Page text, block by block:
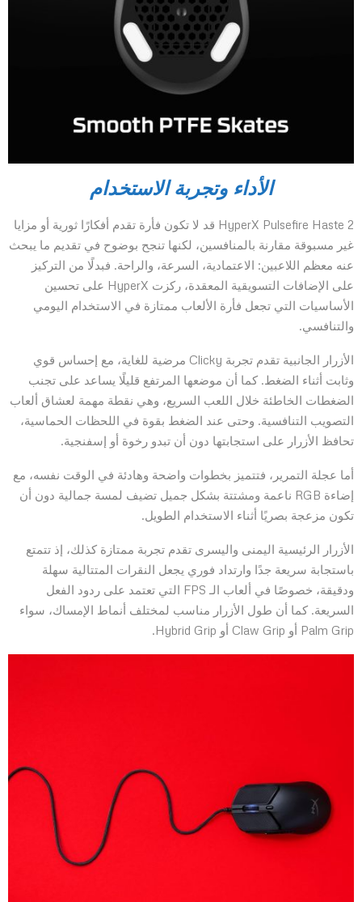
الأداء وتجربة الاستخدام
HyperX Pulsefire Haste 2 قد لا تكون فأرة تقدم أفكارًا ثورية أو مزايا
غير مسبوقة مقارنة بالمنافسين، لكنها تنجح بوضوح في تقديم ما يبحث
عنه معظم اللاعبين: الاعتمادية، السرعة، والراحة. فبدلًا من التركيز
على الإضافات التسويقية المعقدة، ركزت HyperX على تحسين
الأساسيات التي تجعل فأرة الألعاب ممتازة في الاستخدام اليومي
والتنافسي.
الأزرار الجانبية تقدم تجربة Clicky مرضية للغاية، مع إحساس قوي
وثابت أثناء الضغط. كما أن موضعها المرتفع قليلًا يساعد على تجنب
الضغطات الخاطئة خلال اللعب السريع، وهي نقطة مهمة لعشاق ألعاب
التصويب التنافسية. وحتى عند الضغط بقوة في اللحظات الحماسية،
تحافظ الأزرار على استجابتها دون أن تبدو رخوة أو إسفنجية.
أما عجلة التمرير، فتتميز بخطوات واضحة وهادئة في الوقت نفسه، مع
إضاءة RGB ناعمة ومشتتة بشكل جميل تضيف لمسة جمالية دون أن
تكون مزعجة بصريًا أثناء الاستخدام الطويل.
الأزرار الرئيسية اليمنى واليسرى تقدم تجربة ممتازة كذلك، إذ تتمتع
باستجابة سريعة جدًا وارتداد فوري يجعل النقرات المتتالية سهلة
ودقيقة، خصوصًا في ألعاب الـ FPS التي تعتمد على ردود الفعل
السريعة. كما أن طول الأزرار مناسب لمختلف أنماط الإمساك، سواء
Palm Grip أو Claw Grip أو Hybrid Grip.